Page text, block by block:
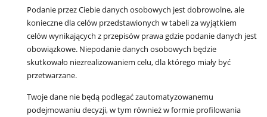
Podanie przez Ciebie danych osobowych jest dobrowolne, ale
konieczne dla celów przedstawionych w tabeli za wyjątkiem
celów wynikających z przepisów prawa gdzie podanie danych jest
obowiązkowe. Niepodanie danych osobowych będzie
skutkowało niezrealizowaniem celu,dla którego miały być
przetwarzane.
Twoje dane nie będą podlegać zautomatyzowanemu
podejmowaniu decyzji, w tym również w formie profilowania